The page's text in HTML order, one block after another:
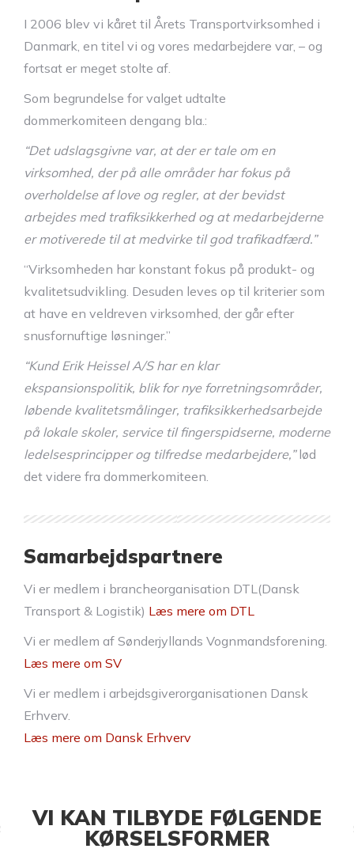
I 2006 blev vi kåret til Årets Transportvirksomhed i
Danmark, en titel vi og vores medarbejdere var, – og
fortsat er meget stolte af.
Som begrundelse for valget udtalte
dommerkomiteen dengang bla.:
“Det udslagsgivne var, at der er tale om en
virksomhed, der på alle områder har fokus på
overholdelse af love og regler, at der bevidst
arbejdes med trafiksikkerhed og at medarbejderne
er motiverede til at medvirke til god trafikadfærd.”
“Virksomheden har konstant fokus på produkt- og
kvalitetsudvikling. Desuden leves op til kriterier som
at have en veldreven virksomhed, der går efter
snusfornuftige løsninger.”
“Kund Erik Heissel A/S har en klar
ekspansionspolitik, blik for nye forretningsområder,
løbende kvalitetsmålinger, trafiksikkerhedsarbejde
på lokale skoler, service til fingerspidserne, moderne
ledelsesprincipper og tilfredse medarbejdere,”lød
det videre fra dommerkomiteen.
Samarbejdspartnere
Vi er medlem i brancheorganisation DTL(Dansk
Transport & Logistik) Læs mere om DTL
Vi er medlem af Sønderjyllands Vognmandsforening.
Læs mere om SV
Vi er medlem i arbejdsgiverorganisationen Dansk
Erhverv.
Læs mere om Dansk Erhverv
VI KAN TILBYDE FØLGENDE
KØRSELSFORMER